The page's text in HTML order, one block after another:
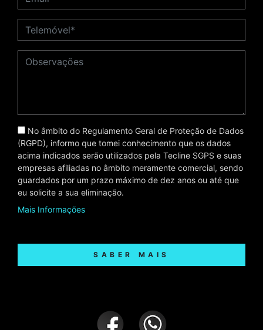
Telemóvel*
Observações
No âmbito do Regulamento Geral de Proteção de Dados
(RGPD), informo que tomei conhecimento que os dados
acima indicados serão utilizados pela Tecline SGPS e suas
empresas afiliadas no âmbito meramente comercial, sendo
guardados por um prazo máximo de dez anos ou até que
eu solicite a sua eliminação.
Mais Informações
SABER MAIS